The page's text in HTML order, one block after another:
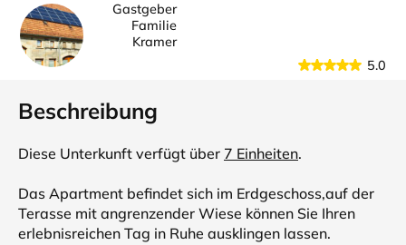
Gastgeber
Familie
Kramer
5.0
Beschreibung
Diese Unterkunft verfügt über 7 Einheiten.
Das Apartment befindet sich im Erdgeschoss,auf der
Terasse mit angrenzender Wiese können Sie Ihren
erlebnisreichen Tag in Ruhe ausklingen lassen.